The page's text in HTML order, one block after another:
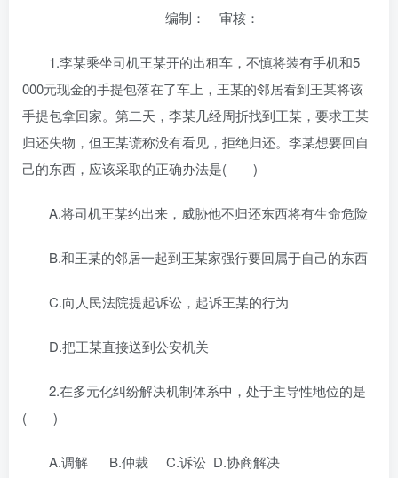
编制： 审核：
1.李某乘坐司机王某开的出租车，不慎将装有手机和5
000元现金的手提包落在了车上，王某的邻居看到王某将该
手提包拿回家。第二天，李某几经周折找到王某，要求王某
归还失物，但王某谎称没有看见，拒绝归还。李某想要回自
己的东西，应该采取的正确办法是( )
A.将司机王某约出来，威胁他不归还东西将有生命危险
B.和王某的邻居一起到王某家强行要回属于自己的东西
C.向人民法院提起诉讼，起诉王某的行为
D.把王某直接送到公安机关
2.在多元化纠纷解决机制体系中，处于主导性地位的是
( )
A.调解 B.仲裁 C.诉讼 D.协商解决